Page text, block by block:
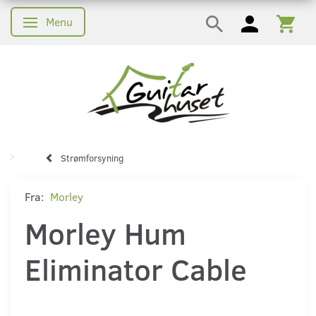
Skifte navigation
Menu
Strømforsyning
Fra: Morley
Morley Hum
Eliminator Cable